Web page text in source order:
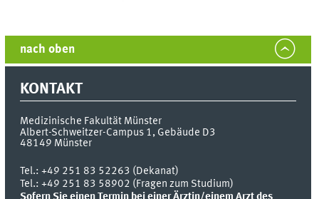
nach oben
KONTAKT
Medizinische Fakultät Münster
Albert-Schweitzer-Campus 1, Gebäude D3
48149 Münster
Tel.:+49 251 83 52263 (Dekanat)
Tel.: +49 251 83 58902 (Fragen zum Studium)
Sofern Sie einen Termin bei einer Ärztin/einem Arzt des